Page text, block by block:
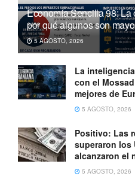
Economía Sencilla 98: La
por qué algunos son
5 AGOSTO, 2026
La
con el
mejores de
5 AGOSTO, 2026
Positivo: Las
superaron los
alcanzaron el
5 AGOSTO, 2026